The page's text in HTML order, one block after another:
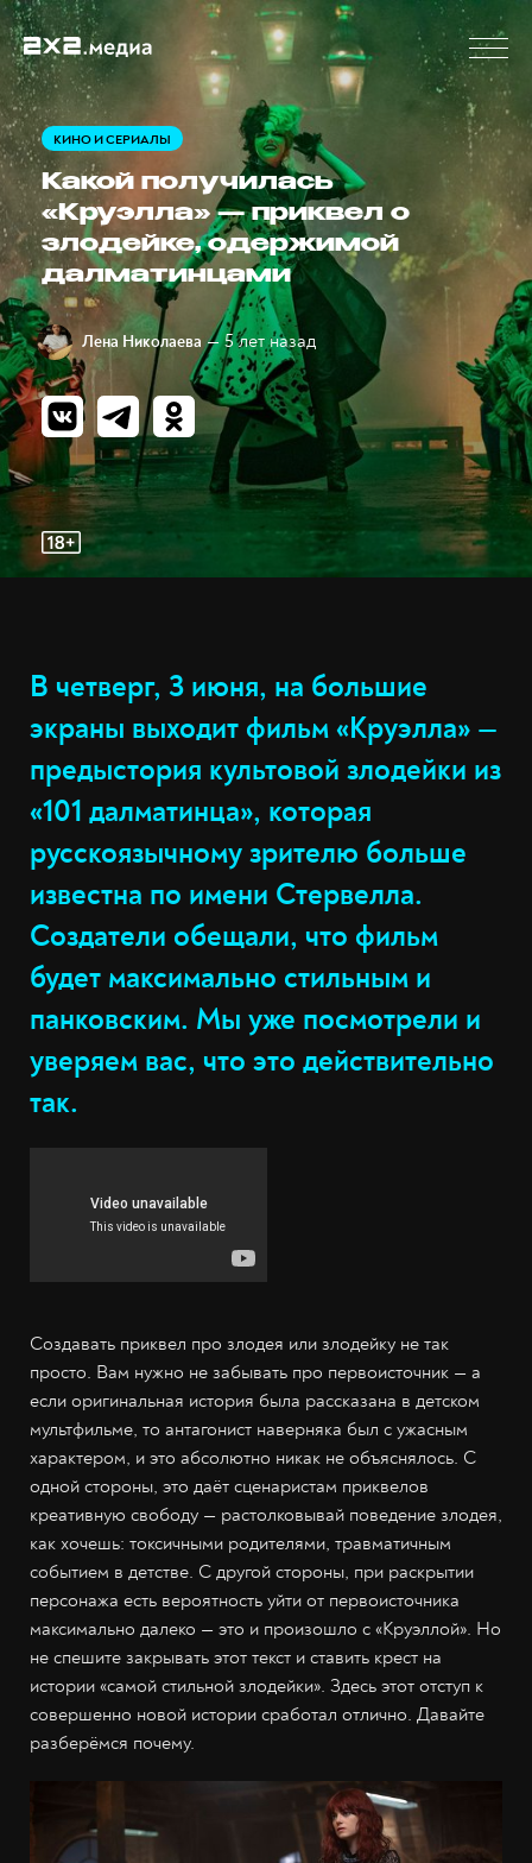
КИНО И СЕРИАЛЫ
Какой получилась
«Круэлла» — приквел о
злодейке, одержимой
далматинцами
Лена Николаева — 5 лет назад
В четверг, 3 июня, на большие
экраны выходит фильм «Круэлла» —
предыстория культовой злодейки из
«101 далматинца», которая
русскоязычному зрителю больше
известна по имени Стервелла.
Создатели обещали, что фильм
будет максимально стильным и
панковским. Мы уже посмотрели и
уверяем вас, что это действительно
так.
Создавать приквел про злодея или злодейку не так
просто. Вам нужно не забывать про первоисточник — а
если оригинальная история была рассказана в детском
мультфильме, то антагонист наверняка был с ужасным
характером, и это абсолютно никак не объяснялось. С
одной стороны, это даёт сценаристам приквелов
креативную свободу — растолковывай поведение злодея,
как хочешь: токсичными родителями, травматичным
событием в детстве. С другой стороны, при раскрытии
персонажа есть вероятность уйти от первоисточника
максимально далеко — это и произошло с «Круэллой». Но
не спешите закрывать этот текст и ставить крест на
истории «самой стильной злодейки». Здесь этот отступ к
совершенно новой истории сработал отлично. Давайте
разберёмся почему.